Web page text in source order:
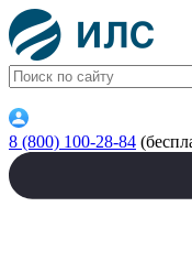
8 (800) 100-28-84